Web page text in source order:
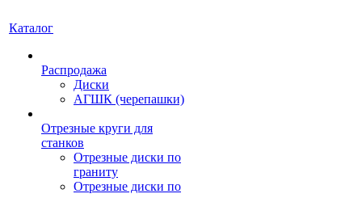
Каталог
Распродажа
Диски
АГШК (черепашки)
Отрезные круги для
станков
Отрезные диски по
граниту
Отрезные диски по